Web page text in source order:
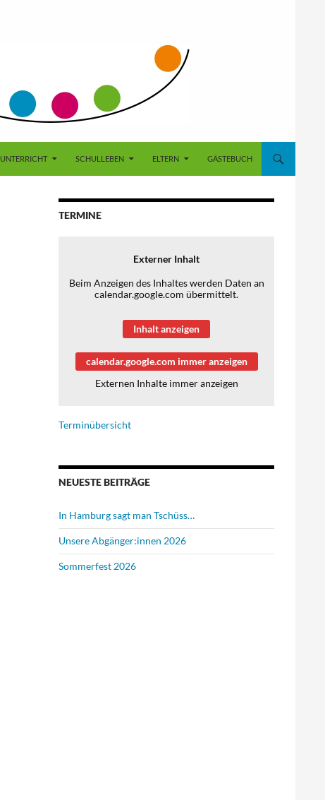
UNTERRICHT SCHULLEBEN ELTERN GÄSTEBUCH
TERMINE
Externer Inhalt
Beim Anzeigen des Inhaltes werden Daten an
calendar.google.com übermittelt.
Inhalt anzeigen
calendar.google.com immer anzeigen
Externen Inhalte immer anzeigen
Terminübersicht
NEUESTE BEITRÄGE
In Hamburg sagt man Tschüss…
Unsere Abgänger:innen 2026
Sommerfest 2026